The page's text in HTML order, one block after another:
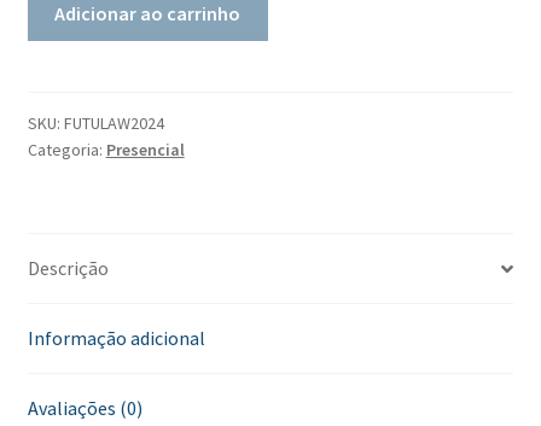
Adicionar ao carrinho
SKU: FUTULAW2024
Categoria: Presencial
Descrição
Informação adicional
Avaliações (0)